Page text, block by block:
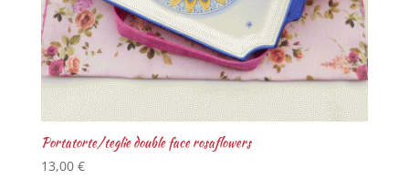
Portatorte/teglie double face rosaflowers
13,00 €